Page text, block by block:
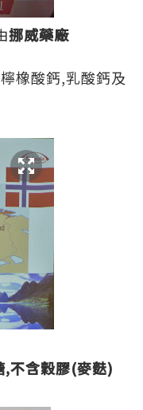
挪威藥廠
橡酸鈣,乳酸鈣及
,不含穀膠(麥麩)